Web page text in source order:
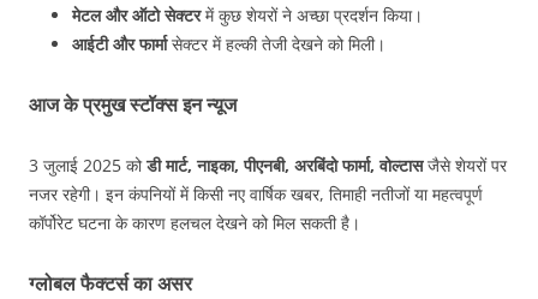
मेटल और ऑटो सेक्टरमें कुछ शेयरों ने अच्छा प्रदर्शन किया।
आईटी और फार्मासेक्टर में हल्की तेजी देखने को मिली।
आज के प्रमुख स्टॉक्स इन न्यूज
3 जुलाई 2025 कोडी मार्ट, नाइका, पीएनबी, अरबिंदो फार्मा, वोल्टासजैसे शेयरों पर
नजर रहेगी। इन कंपनियों में किसी नए वार्षिक खबर, तिमाही नतीजों या महत्वपूर्ण
कॉर्पोरेट घटना के कारण हलचल देखने को मिल सकती है।
ग्लोबल फैक्टर्स का असर